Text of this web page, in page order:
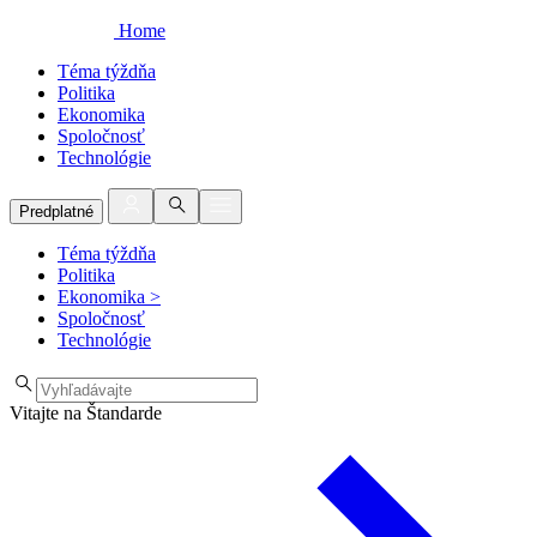
Home
Téma týždňa
Politika
Ekonomika
Spoločnosť
Technológie
Predplatné
Téma týždňa
Politika
Ekonomika >
Spoločnosť
Technológie
Vitajte na Štandarde